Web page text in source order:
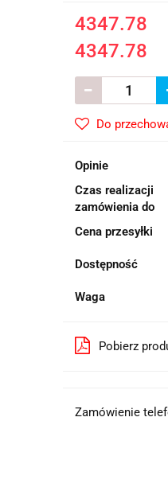
4347.78
4347.78
Do
Opinie
Czas realizacji
zamówienia do
Cena przesyłki
Dostępność
Waga
Pobierz
Zamówienie